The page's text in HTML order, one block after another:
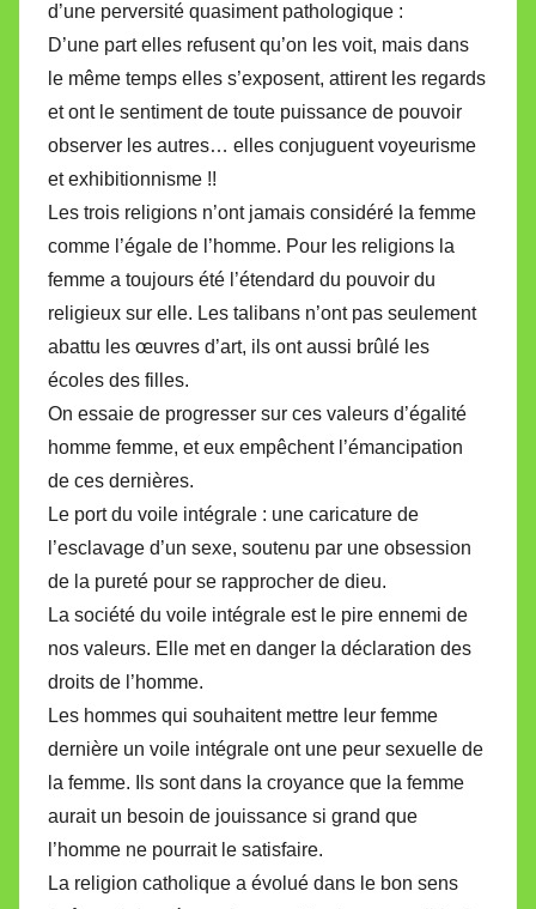
d’une perversité quasiment pathologique :
D’une part elles refusent qu’on les voit, mais dans
le même temps elles s’exposent, attirent les regards
et ont le sentiment de toute puissance de pouvoir
observer les autres… elles conjuguent voyeurisme
et exhibitionnisme !!
Les trois religions n’ont jamais considéré la femme
comme l’égale de l’homme. Pour les religions la
femme a toujours été l’étendard du pouvoir du
religieux sur elle. Les talibans n’ont pas seulement
abattu les œuvres d’art, ils ont aussi brûlé les
écoles des filles.
On essaie de progresser sur ces valeurs d’égalité
homme femme, et eux empêchent l’émancipation
de ces dernières.
Le port du voile intégrale : une caricature de
l’esclavage d’un sexe, soutenu par une obsession
de la pureté pour se rapprocher de dieu.
La société du voile intégrale est le pire ennemi de
nos valeurs. Elle met en danger la déclaration des
droits de l’homme.
Les hommes qui souhaitent mettre leur femme
dernière un voile intégrale ont une peur sexuelle de
la femme. Ils sont dans la croyance que la femme
aurait un besoin de jouissance si grand que
l’homme ne pourrait le satisfaire.
La religion catholique a évolué dans le bon sens